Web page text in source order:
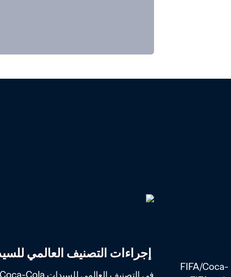
بعد فترة طويلة من اختبار وتحليل أفضل طريقة لحساب التصنيف العالمي FIFA/Coca-